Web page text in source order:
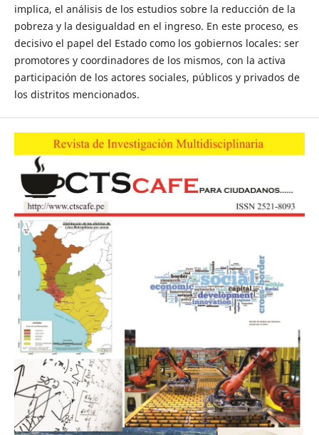
implica, el análisis de los estudios sobre la reducción de la
pobreza y la desigualdad en el ingreso. En este proceso, es
decisivo el papel del Estado como los gobiernos locales: ser
promotores y coordinadores de los mismos, con la activa
participación de los actores sociales, públicos y privados de
los distritos mencionados.